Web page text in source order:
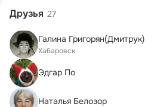
Друзья 27
Галина Григорян(Дмитрук)
Хабаровск
Эдгар По
Наталья Белозор